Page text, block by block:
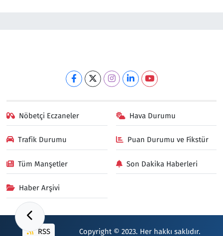
Nöbetçi Eczaneler Hava Durumu
Trafik Durumu Puan Durumu ve Fikstür
Tüm Manşetler Son Dakika Haberleri
Haber Arşivi
RSS Copyright © 2023. Her hakkı saklıdır.